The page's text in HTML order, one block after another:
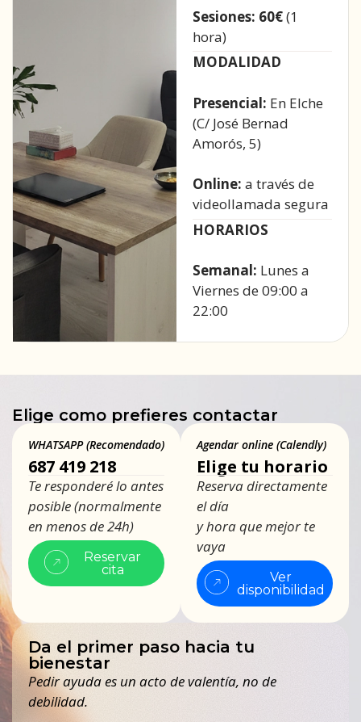
Sesiones: 60€(1
hora)
MODALIDAD
Presencial: En Elche
(C/ José Bernad
Amorós, 5)
Online: a través de
videollamada segura
HORARIOS
Semanal: Lunes a
Viernes de 09:00 a
22:00
Elige como prefieres contactar
WHATSAPP (Recomendado)
687 419 218
Te responderé lo antes
posible (normalmente
en menos de 24h)
Reservar
cita
Agendar online (Calendly)
Elige tu horario
Reserva directamente
el día
y hora que mejor te
vaya
Ver
disponibilidad
Da el primer paso hacia tu
bienestar
Pedir ayuda es un acto de valentía, no de
debilidad.